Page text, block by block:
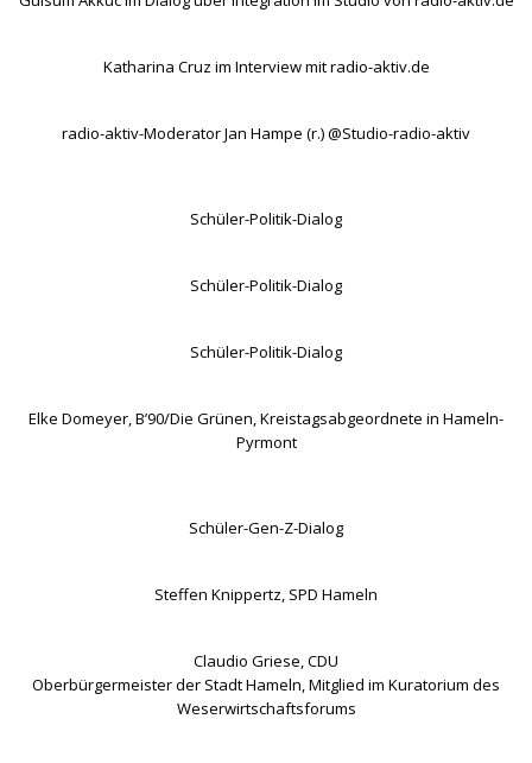
Katharina Cruz im Interview mit radio-aktiv.de
radio-aktiv-Moderator Jan Hampe (r.) @Studio-radio-aktiv
Schüler-Politik-Dialog
Schüler-Politik-Dialog
Schüler-Politik-Dialog
Elke Domeyer, B’90/Die Grünen, Kreistagsabgeordnete in Hameln-
Pyrmont
Schüler-Gen-Z-Dialog
Steffen Knippertz, SPD Hameln
Claudio Griese, CDU
Oberbürgermeister der Stadt Hameln, Mitglied im Kuratorium des
Weserwirtschaftsforums